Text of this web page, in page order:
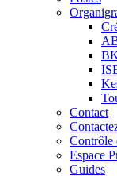
Contact
Contrôle
Espace
Guides